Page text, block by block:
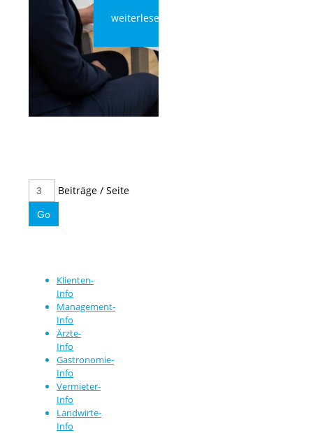
weiterlesen
Beiträge / Seite
Klienten-
Info
Management-
Info
Ärzte-
Info
Gastronomie-
Info
Vermieter-
Info
Landwirte-
Info